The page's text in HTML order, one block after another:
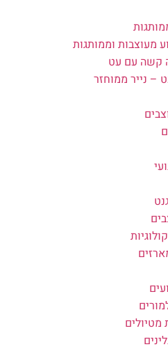
מעוצבות וממותגות
קשה עם עט
– נייר ממוחזר